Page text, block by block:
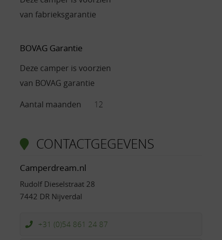
van fabrieksgarantie
BOVAG Garantie
Deze camper is voorzien
van BOVAG garantie
Aantal maanden
12
CONTACTGEGEVENS
Camperdream.nl
Rudolf Dieselstraat 28
7442 DR Nijverdal
+31 (0)54 861 24 87